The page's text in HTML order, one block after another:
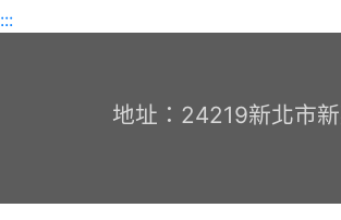
:::
地址：24219新北市